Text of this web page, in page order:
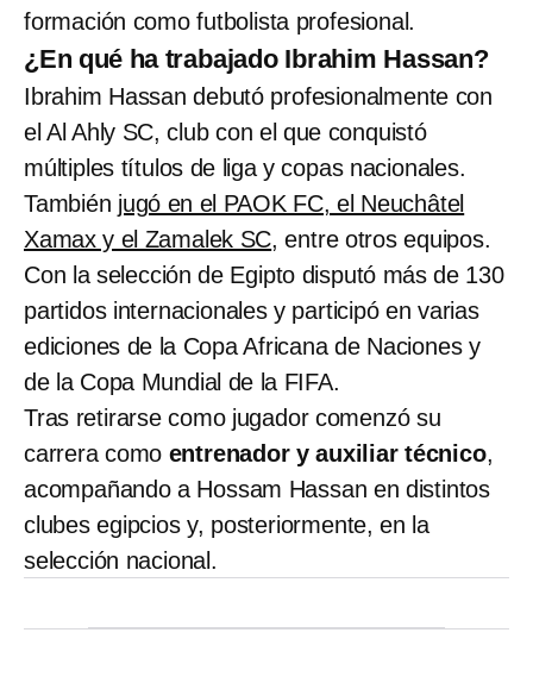
formación como futbolista profesional.
¿En qué ha trabajado Ibrahim Hassan?
Ibrahim Hassan debutó profesionalmente con
el Al Ahly SC, club con el que conquistó
múltiples títulos de liga y copas nacionales.
También jugó en el PAOK FC, el Neuchâtel
Xamax y el Zamalek SC, entre otros equipos.
Con la selección de Egipto disputó más de 130
partidos internacionales y participó en varias
ediciones de la Copa Africana de Naciones y
de la Copa Mundial de la FIFA.
Tras retirarse como jugador comenzó su
carrera como entrenador y auxiliar técnico,
acompañando a Hossam Hassan en distintos
clubes egipcios y, posteriormente, en la
selección nacional.